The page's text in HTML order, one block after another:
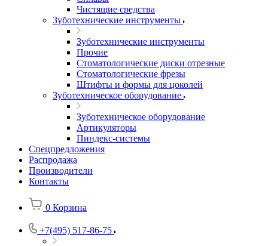
Чистящие средства
Зуботехнические инструменты
Зуботехнические инструменты
Прочие
Стоматологические диски отрезные
Стоматологические фрезы
Штифты и формы для цоколей
Зуботехническое оборудование
Зуботехническое оборудование
Артикуляторы
Пиндекс-системы
Спецпредложения
Распродажа
Производители
Контакты
0 Корзина
+7(495) 517-86-75